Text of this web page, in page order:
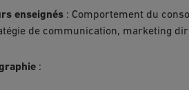
enseignés: Comportement du
de communication, marketing
: